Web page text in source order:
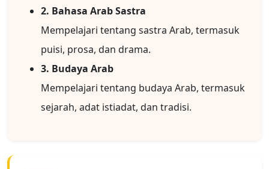
2. Bahasa Arab Sastra
Mempelajari tentang sastra Arab, termasuk
puisi, prosa, dan drama.
3. Budaya Arab
Mempelajari tentang budaya Arab, termasuk
sejarah, adat istiadat, dan tradisi.